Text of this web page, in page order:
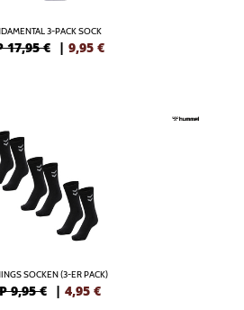
3-PACK SOCK
17,95 € | 9,95 €
SOCKEN (3-ER PACK)
9,95 € | 4,95 €